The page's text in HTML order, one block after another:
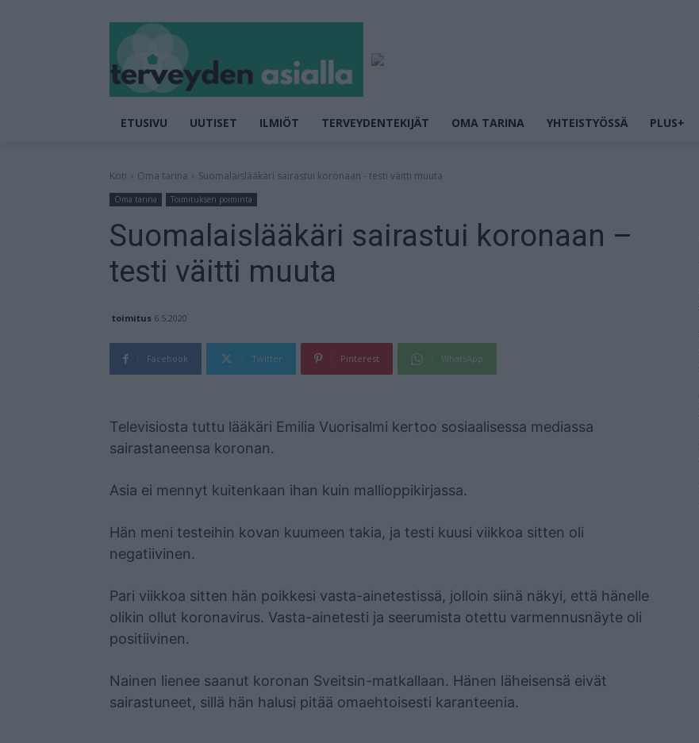
ETUSIVU UUTISET ILMIÖT TERVEYDENTEKIJÄT OMA TARINA YHTEISTYÖSSÄ PLUS+
Koti Oma tarina Suomalaislääkäri sairastui koronaan - testi väitti muuta
Oma tarina Toimituksen poiminta
Suomalaislääkäri sairastui koronaan –
testi väitti muuta
toimitus 6.5.2020
Facebook Twitter Pinterest WhatsApp
Televisiosta tuttu lääkäri Emilia Vuorisalmi kertoo sosiaalisessa mediassa
sairastaneensa koronan.
Asia ei mennyt kuitenkaan ihan kuin mallioppikirjassa.
Hän meni testeihin kovan kuumeen takia, ja testi kuusi viikkoa sitten oli
negatiivinen.
Pari viikkoa sitten hän poikkesi vasta-ainetestissä, jolloin siinä näkyi, että hänelle
olikin ollut koronavirus. Vasta-ainetesti ja seerumista otettu varmennusnäyte oli
positiivinen.
Nainen lienee saanut koronan Sveitsin-matkallaan. Hänen läheisensä eivät
sairastuneet, sillä hän halusi pitää omaehtoisesti karanteenia.